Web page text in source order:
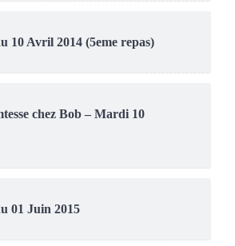
10 Avril 2014 (5eme repas)
chez Bob – Mardi 10
01 Juin 2015